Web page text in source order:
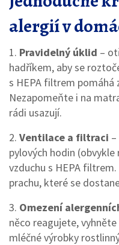
alergií v
1. Pravidelný úklid –
hadříkem, aby se
s HEPA filtrem
Nezapomeňte i na
rádi usazují.
2. Ventilace a filtraci
pylových hodin
vzduchu s HEPA
prachu, které se
3. Omezení
něco reagujete,
mléčné výrobky